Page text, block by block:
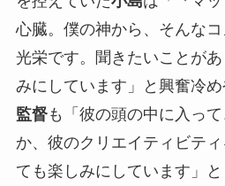
心臓。僕の神から、そんな
光栄です。聞きたいことが
みにしています」と興奮冷め
監督も「彼の頭の中に入っ
か、彼のクリエイティビテ
ても楽しみにしています」